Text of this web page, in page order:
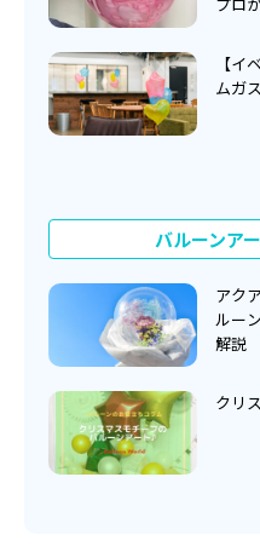
【イ
ムガ
バルーンア
アク
ルー
解説
クリ